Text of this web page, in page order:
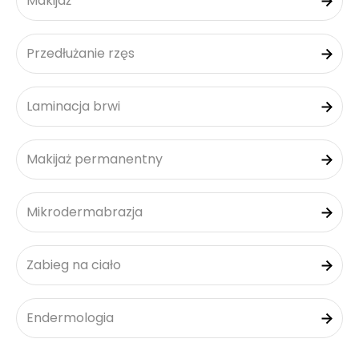
Przedłużanie rzęs
Laminacja brwi
Makijaż permanentny
Mikrodermabrazja
Zabieg na ciało
Endermologia